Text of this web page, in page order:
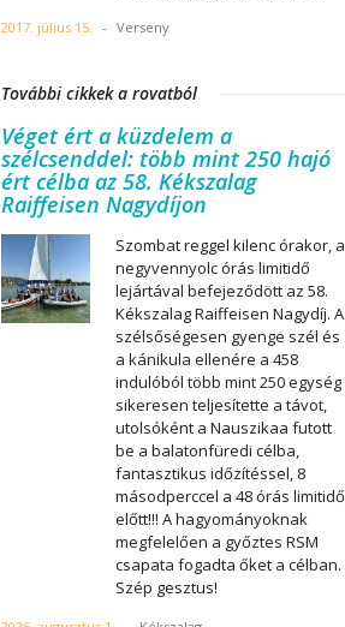
2017. július 15. - Verseny
További cikkek a rovatból
Véget ért a küzdelem a
szélcsenddel: több mint 250 hajó
ért célba az 58. Kékszalag
Raiffeisen Nagydíjon
Szombat reggel kilenc órakor, a
negyvennyolc órás limitidő
lejártával befejeződött az 58.
Kékszalag Raiffeisen Nagydíj. A
szélsőségesen gyenge szél és
a kánikula ellenére a 458
indulóból több mint 250 egység
sikeresen teljesítette a távot,
utolsóként a Nauszikaa futott
be a balatonfüredi célba,
fantasztikus időzítéssel, 8
másodperccel a 48 órás limitidő
előtt!!! A hagyományoknak
megfelelően a győztes RSM
csapata fogadta őket a célban.
Szép gesztus!